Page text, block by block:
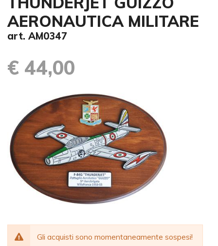
AERONAUTICA MILITARE
art. AM0347
€ 44,00
Gli acquisti sono momentaneamente sospesi!